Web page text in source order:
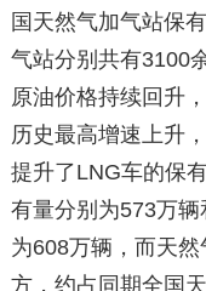
国天然气加气站保
气站分别共有3100
原油价格持续回升
历史最高增速上升
提升了LNG车的保
有量分别为573万
为608万辆，而天
方，约占同期全国